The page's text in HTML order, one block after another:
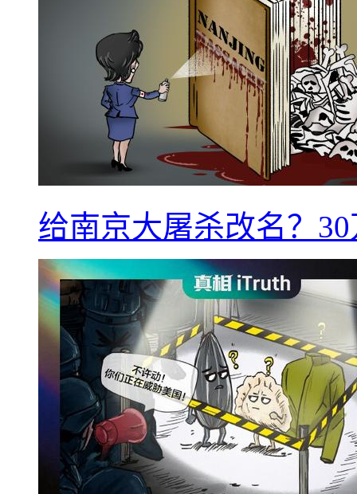
给南京大屠杀改名？